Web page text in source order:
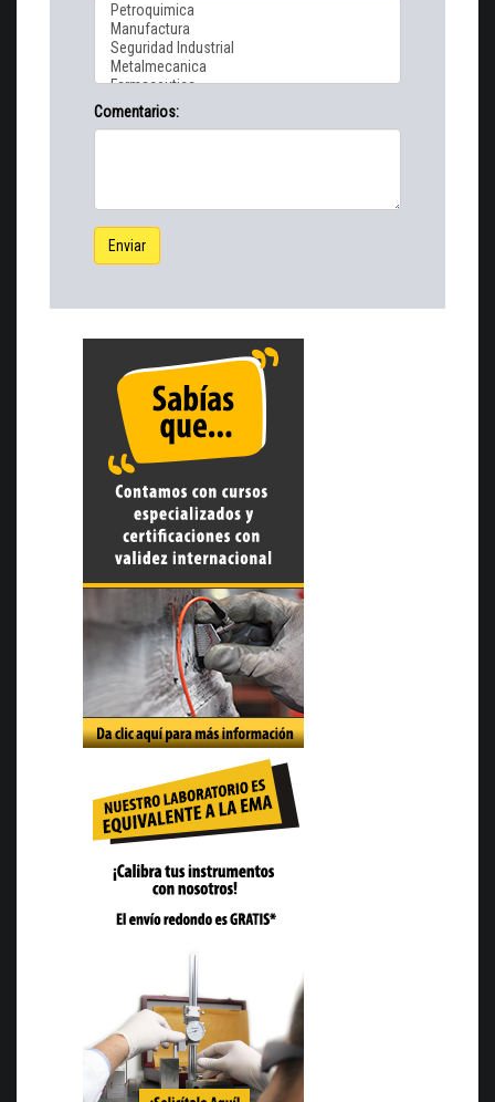
Comentarios:
Enviar